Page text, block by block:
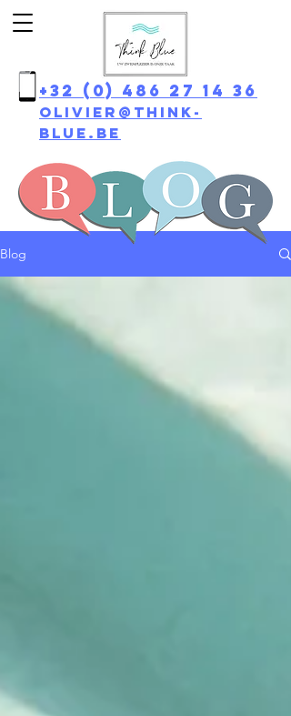
+32 (0) 486 27 14 36
olivier@think-
blue.be
Blog